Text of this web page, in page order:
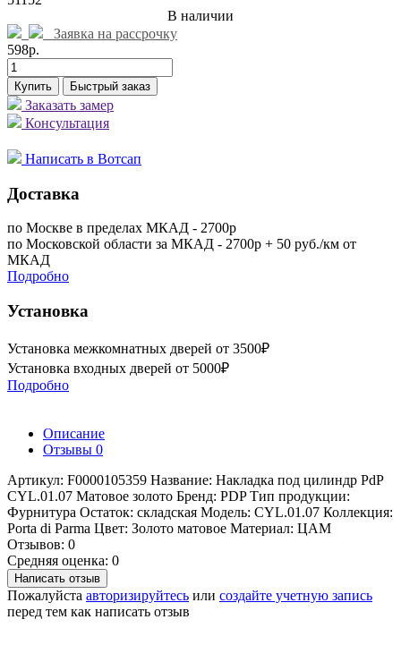
В наличии
Заявка на рассрочку
598р.
Купить Быстрый заказ
Заказать замер
Консультация
Написать в Вотсап
Доставка
по Москве в пределах МКАД - 2700р
по Московской области за МКАД - 2700р + 50 руб./км от
МКАД
Подробно
Установка
Установка межкомнатных дверей от 3500₽
Установка входных дверей от 5000₽
Подробно
Описание
Отзывы 0
Артикул: F0000105359 Название: Накладка под цилиндр PdP
CYL.01.07 Матовое золото Бренд: PDP Тип продукции:
Фурнитура Остаток: складская Модель: CYL.01.07 Коллекция:
Porta di Parma Цвет: Золото матовое Материал: ЦАМ
Отзывов: 0
Средняя оценка: 0
Написать отзыв
Пожалуйста авторизируйтесь или создайте учетную запись
перед тем как написать отзыв